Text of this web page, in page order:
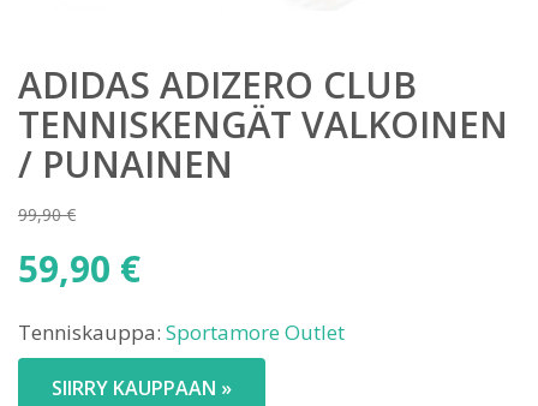
ADIDAS ADIZERO CLUB
TENNISKENGÄT VALKOINEN
/ PUNAINEN
99,90€
Alkuperäinen
hinta
99,90 €.
59,90 €
hinta
on:
59,90 €.
Tenniskauppa: Sportamore Outlet
SIIRRY KAUPPAAN »